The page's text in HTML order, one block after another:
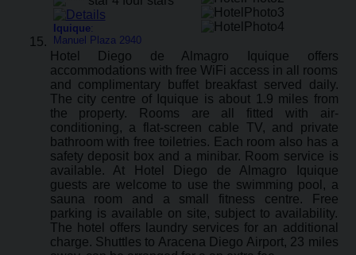
Iquique:
Manuel Plaza 2940
Hotel Diego de Almagro Iquique offers
accommodations with free WiFi access in all rooms
and complimentary buffet breakfast served daily.
The city centre of Iquique is about 1.9 miles from
the property. Rooms are all fitted with air-
conditioning, a flat-screen cable TV, and private
bathroom with free toiletries. Each room also has a
safety deposit box and a minibar. Room service is
available. At Hotel Diego de Almagro Iquique
guests are welcome to use the swimming pool, a
sauna room and a small fitness centre. Free
parking is available on site, subject to availability.
The hotel offers laundry services for an additional
charge. Shuttles to Aracena Diego Airport, 23 miles